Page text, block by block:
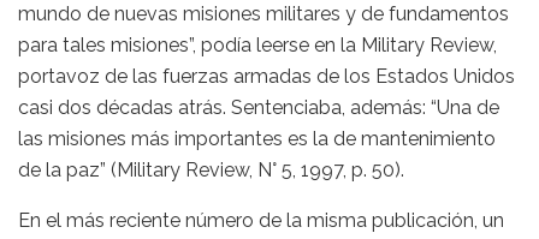
mundo de nuevas misiones militares y de fundamentos
para tales misiones”, podía leerse en la Military Review,
portavoz de las fuerzas armadas de los Estados Unidos
casi dos décadas atrás. Sentenciaba, además: “Una de
las misiones más importantes es la de mantenimiento
de la paz” (Military Review, N° 5, 1997, p. 50).
En el más reciente número de la misma publicación, un